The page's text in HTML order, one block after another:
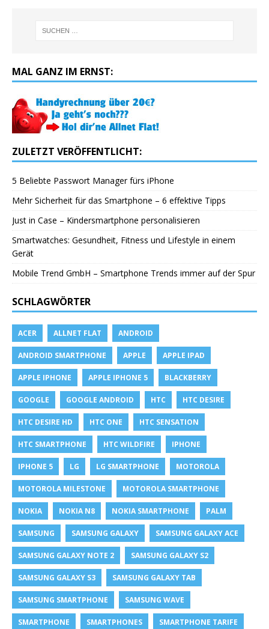
MAL GANZ IM ERNST:
ZULETZT VERÖFFENTLICHT:
5 Beliebte Passwort Manager fürs iPhone
Mehr Sicherheit für das Smartphone – 6 effektive Tipps
Just in Case – Kindersmartphone personalisieren
Smartwatches: Gesundheit, Fitness und Lifestyle in einem
Gerät
Mobile Trend GmbH – Smartphone Trends immer auf der Spur
SCHLAGWÖRTER
ACER ALLNET FLAT ANDROID
ANDROID SMARTPHONE APPLE APPLE IPAD
APPLE IPHONE APPLE IPHONE 5 BLACKBERRY
GOOGLE GOOGLE ANDROID HTC HTC DESIRE
HTC DESIRE HD HTC ONE HTC SENSATION
HTC SMARTPHONE HTC WILDFIRE IPHONE
IPHONE 5 LG LG SMARTPHONE MOTOROLA
MOTOROLA MILESTONE MOTOROLA SMARTPHONE
NOKIA NOKIA N8 NOKIA SMARTPHONE PALM
SAMSUNG SAMSUNG GALAXY SAMSUNG GALAXY ACE
SAMSUNG GALAXY NOTE 2 SAMSUNG GALAXY S2
SAMSUNG GALAXY S3 SAMSUNG GALAXY TAB
SAMSUNG SMARTPHONE SAMSUNG WAVE
SMARTPHONE SMARTPHONES SMARTPHONE TARIFE